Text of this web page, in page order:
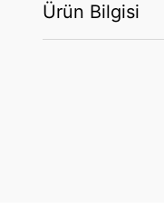
Ürün Bilgisi